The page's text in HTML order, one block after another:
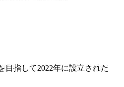
目指して2022年に設立された